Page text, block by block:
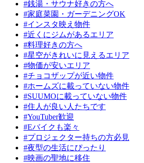
#銭湯・サウナ好きの方へ
#家庭菜園・ガーデニングOK
#インスタ映え物件
#近くにジムがあるエリア
#料理好きの方へ
#星空がきれいに見えるエリア
#物価が安いエリア
#チョコザップが近い物件
#ホームズに載っていない物件
#SUUMOに載っていない物件
#住人が良い人たちです
#YouTuber歓迎
#Eバイクも楽々
#プロジェクター持ちの方必見
#夜型の生活にぴったり
#映画の聖地に移住